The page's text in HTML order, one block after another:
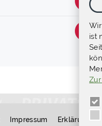
Impressum Erklärung
ist